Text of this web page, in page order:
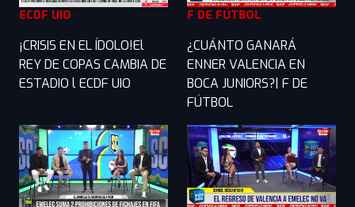
ECDF UIO
¡CRISIS EN EL ÍDOLO!El
REY DE COPAS CAMBIA DE
ESTADIO l ECDF UIO
F DE FÚTBOL
¿CUÁNTO GANARÁ
ENNER VALENCIA EN
BOCA JUNIORS?| F DE
FÚTBOL